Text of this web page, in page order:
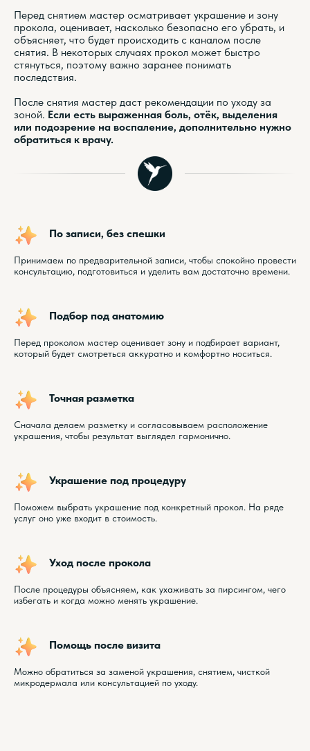
Перед снятием мастер осматривает украшение и зону
прокола, оценивает, насколько безопасно его убрать, и
объясняет, что будет происходить с каналом после
снятия. В некоторых случаях прокол может быстро
стянуться, поэтому важно заранее понимать
последствия.
После снятия мастер даст рекомендации по уходу за
зоной. Если есть выраженная боль, отёк, выделения
или подозрение на воспаление, дополнительно нужно
обратиться к врачу.
По записи, без спешки
Принимаем по предварительной записи, чтобы спокойно провести
консультацию, подготовиться и уделить вам достаточно времени.
Подбор под анатомию
Перед проколом мастер оценивает зону и подбирает вариант,
который будет смотреться аккуратно и комфортно носиться.
Точная разметка
Сначала делаем разметку и согласовываем расположение
украшения, чтобы результат выглядел гармонично.
Украшение под процедуру
Поможем выбрать украшение под конкретный прокол. На ряде
услуг оно уже входит в стоимость.
Уход после прокола
После процедуры объясняем, как ухаживать за пирсингом, чего
избегать и когда можно менять украшение.
Помощь после визита
Можно обратиться за заменой украшения, снятием, чисткой
микродермала или консультацией по уходу.